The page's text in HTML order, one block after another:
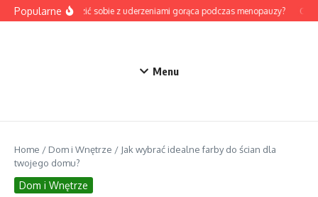
Przejdź do treści
PopularneJak radzić sobie z uderzeniami gorąca podczas menopauzy?
Menu
Home / Dom i Wnętrze / Jak wybrać idealne farby do ścian dla
twojego domu?
Dom i Wnętrze